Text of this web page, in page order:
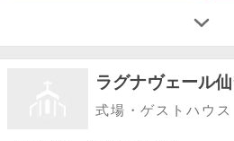
ラグナヴェール
式場・ゲストハウス